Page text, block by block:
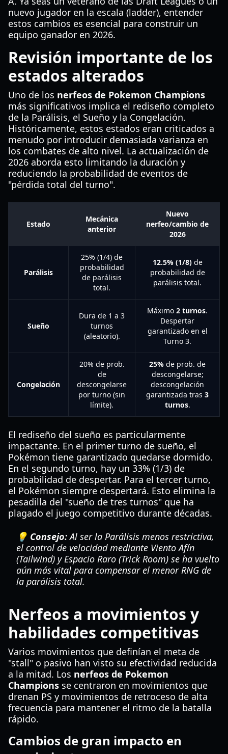
nuevo jugador en la escala (ladder), entender
estos cambios es esencial para construir un
equipo ganador en 2026.
Revisión importante de los
estados alterados
Uno de los nerfeos de Pokemon Champions
más significativos implica el rediseño completo
de la Parálisis, el Sueño y la Congelación.
Históricamente, estos estados eran criticados a
menudo por introducir demasiada varianza en
los combates de alto nivel. La actualización de
2026 aborda esto limitando la duración y
reduciendo la probabilidad de eventos de
"pérdida total del turno".
Estado
Mecánica
anterior
Nuevo
nerfeo/cambio de
2026
Parálisis
25% (1/4) de
probabilidad
de parálisis
total.
12.5% (1/8)de
probabilidad de
parálisis total.
Sueño
Dura de 1 a 3
turnos
(aleatorio).
Máximo 2 turnos.
Despertar
garantizado en el
Turno 3.
Congelación
20% de prob.
de
descongelarse
por turno (sin
límite).
25% de prob. de
descongelarse;
descongelación
garantizada tras 3
turnos.
El rediseño del sueño es particularmente
impactante. En el primer turno de sueño, el
Pokémon tiene garantizado quedarse dormido.
En el segundo turno, hay un 33% (1/3) de
probabilidad de despertar. Para el tercer turno,
el Pokémon siempre despertará. Esto elimina la
pesadilla del "sueño de tres turnos" que ha
plagado el juego competitivo durante décadas.
💡 Consejo:Al ser la Parálisis menos restrictiva,
el control de velocidad mediante Viento Afín
(Tailwind) y Espacio Raro (Trick Room) se ha vuelto
aún más vital para compensar el menor RNG de
la parálisis total.
Nerfeos a movimientos y
habilidades competitivas
Varios movimientos que definían el meta de
"stall" o pasivo han visto su efectividad reducida
a la mitad. Los nerfeos de Pokemon
Champions se centraron en movimientos que
drenan PS y movimientos de retroceso de alta
frecuencia para mantener el ritmo de la batalla
rápido.
Cambios de gran impacto en